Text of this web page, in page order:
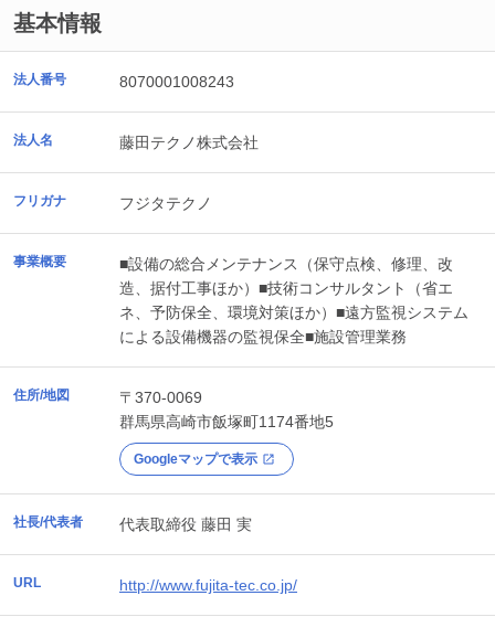
基本情報
法人番号 8070001008243
法人名 藤田テクノ株式会社
フリガナ フジタテクノ
事業概要
■設備の総合メンテナンス（保守点検、修理、改
造、据付工事ほか）■技術コンサルタント（省エ
ネ、予防保全、環境対策ほか）■遠方監視システム
による設備機器の監視保全■施設管理業務
住所/地図
〒370-0069
群馬県高崎市飯塚町1174番地5
Googleマップで表示
社長/代表者 代表取締役 藤田 実
URL http://www.fujita-tec.co.jp/